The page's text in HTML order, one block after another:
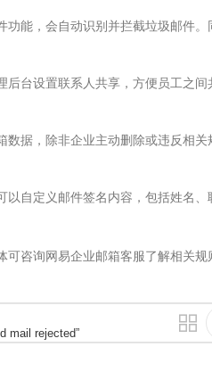
能，会自动识别并拦截垃圾邮件
台设置联系人共享，方便员工之间
数据，除非企业主动删除或违反相关
以自定义邮件签名内容，包括姓名、
咨询网易企业邮箱客服了解相关规
mail rejected”